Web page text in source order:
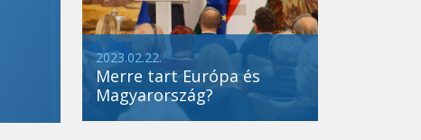
2023.02.22.
Merre tart Európa és
Magyarország?